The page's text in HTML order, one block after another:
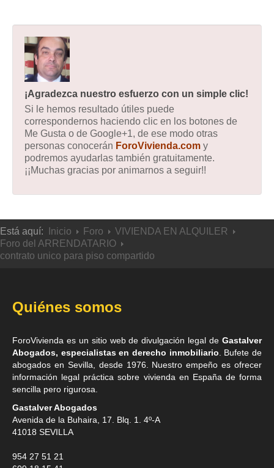
¡Agradezca nuestro esfuerzo con un simple clic!
Si le hemos resultado útiles puede
correspondernos haciendo clic en los botones de
Me Gusta o de Google+1, de ese modo otras
personas conocerán ForoVivienda.com y
podremos ayudarlas también gratuitamente.
¡¡Muchas gracias por animarnos a seguir!!
Está aquí: Inicio Foro
VIVIENDA EN ALQUILER
Foro del ARRENDATARIO
contrato unico para piso compartido
Quiénes somos
ForoVivienda es un sitio web de divulgación legal de Gastalver
Abogados, especialistas en derecho inmobiliario . Bufete de
abogados en Sevilla , desde 1976. Nuestro empeño es ofrecer
información legal práctica sobre vivienda en España de forma
sencilla pero rigurosa.
Gastalver Abogados
Avenida de la Buhaira, 17. Blq. 1. 4º-A
41018 SEVILLA
954 27 51 21